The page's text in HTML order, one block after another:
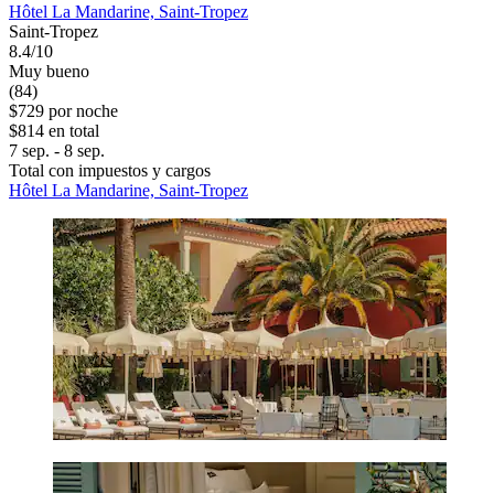
Hôtel La Mandarine, Saint-Tropez
Saint-Tropez
8.4/10
Muy bueno
(84)
$729 por noche
$814 en total
7 sep. - 8 sep.
Total con impuestos y cargos
Hôtel La Mandarine, Saint-Tropez